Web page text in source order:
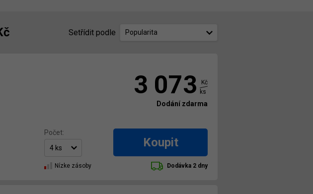
Setřídit podle Popularita
3 073
Kč
ks
Dodání zdarma
Počet:
Koupit
Nízke zásoby Dodávka 2 dny